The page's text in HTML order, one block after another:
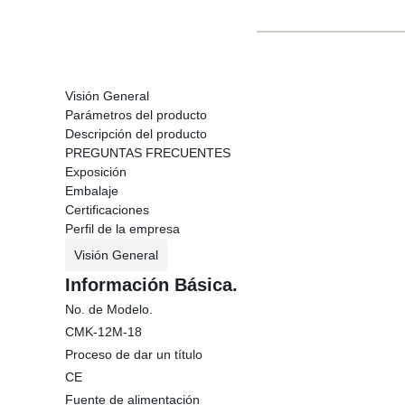
Visión General
Parámetros del producto
Descripción del producto
PREGUNTAS FRECUENTES
Exposición
Embalaje
Certificaciones
Perfil de la empresa
Visión General
Información Básica.
No. de Modelo.
CMK-12M-18
Proceso de dar un título
CE
Fuente de alimentación